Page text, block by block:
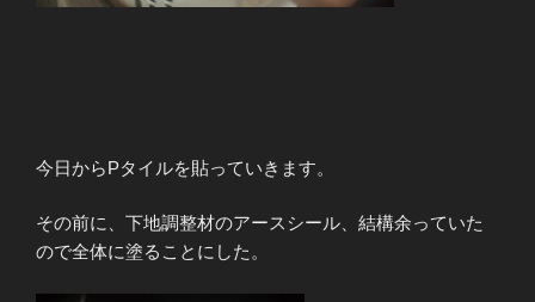
今日からPタイルを貼っていきます。
その前に、下地調整材のアースシール、結構余っていた
ので全体に塗ることにした。